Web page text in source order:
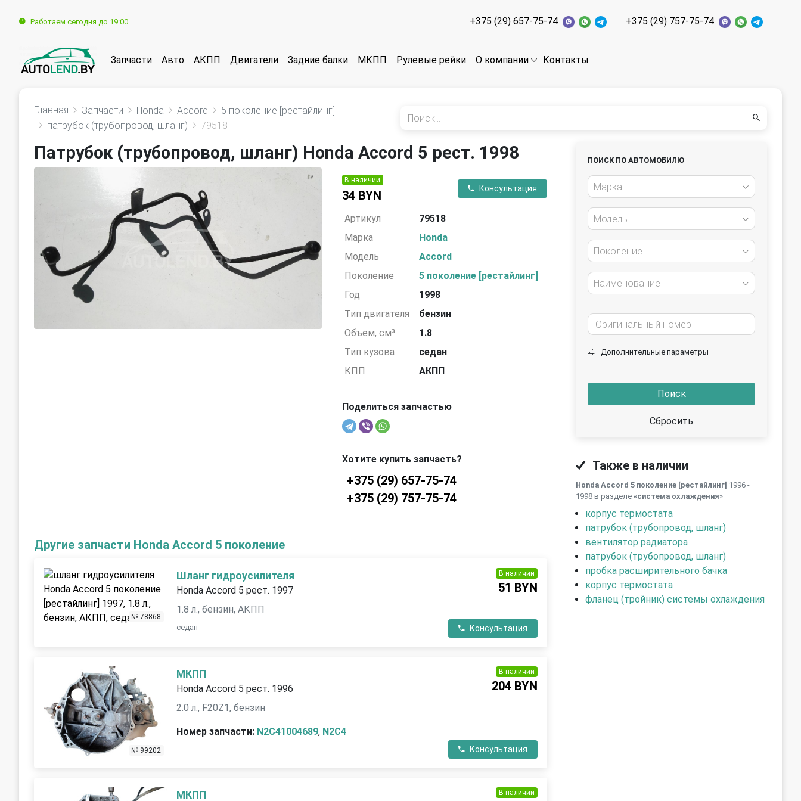
Работаем сегодня до 19:00 +375 (29) 657-75-74 +375 (29) 757-75-74
Запчасти Авто АКПП Двигатели Задние балки МКПП Рулевые рейки О компании Контакты
Главная Запчасти Honda Accord
5 поколение [рестайлинг]
патрубок (трубопровод, шланг)
79518
Патрубок (трубопровод, шланг) Honda Accord 5 рест. 1998
В наличии
34 BYN
Консультация
Артикул
79518
Марка
Honda
Модель
Accord
Поколение
5 поколение [рестайлинг]
Год
1998
Тип двигателя
бензин
Объем, см³
1.8
Тип кузова
седан
КПП
АКПП
Поделиться запчастью
Хотите купить запчасть?
+375 (29) 657-75-74
+375 (29) 757-75-74
Другие запчасти Honda Accord 5 поколение
№ 78868
Шланг гидроусилителя
Honda Accord 5 рест. 1997
1.8 л., бензин, АКПП
седан
В наличии
51 BYN
Консультация
№ 99202
МКПП
Honda Accord 5 рест. 1996
2.0 л., F20Z1, бензин
Номер запчасти: N2C41004689, N2C4
В наличии
204 BYN
Консультация
МКПП В наличии
ПОИСК ПО АВТОМОБИЛЮ
Марка
Модель
Поколение
Наименование
Дополнительные параметры
Поиск
Сбросить
Также в наличии
Honda Accord 5 поколение [рестайлинг] 1996 -
1998 в разделе «система охлаждения»
корпус термостата
патрубок (трубопровод, шланг)
вентилятор радиатора
патрубок (трубопровод, шланг)
пробка расширительного бачка
корпус термостата
фланец (тройник) системы охлаждения